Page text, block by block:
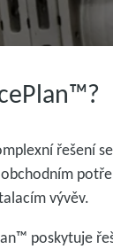
řešení
vývěv.
poskytuje